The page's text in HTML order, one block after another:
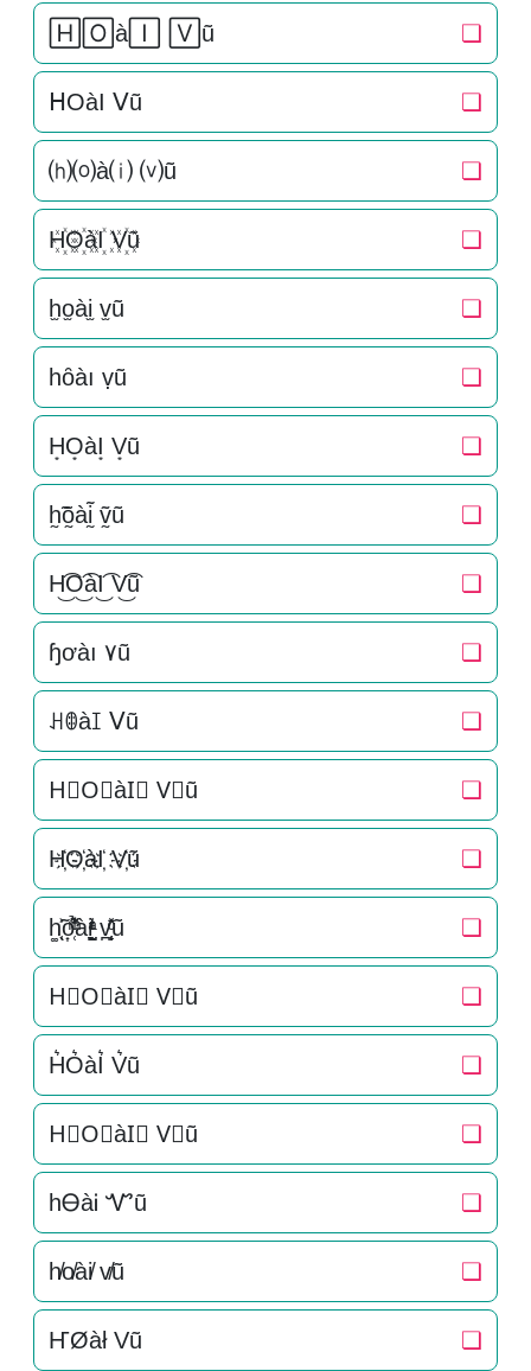
🄷🄾à🄸 🅅ũ ❏
ᕼOàI ᐯũ ❏
⒣⒪à⒤ ⒱ũ ❏
H꙰O꙰àI꙰ V꙰ũ ❏
h̫o̫ài̫ v̫ũ ❏
һȏàı ṿũ ❏
H͙O͙àI͙ V͙ũ ❏
h̰̃õ̰àḭ̃ ṽ̰ũ ❏
H͜͡O͜͡àI͜͡ V͜͡ũ ❏
ɧơàı ۷ũ ❏
ꃅꂦàꀤ ᐯũ ❏
H⃟O⃟àI⃟ V⃟ũ ❏
H҉O҉àI҉ V҉ũ ❏
h͚̖̜̍̃͐o͎̜̓̇ͫ̉͊ͨ͊ài̞̟̫̺ͭ̒ͭͣ v̪̩̜̜̙̜ͨ̽̄ũ ❏
H⃗O⃗àI⃗ V⃗ũ ❏
H͛O͛àI͛ V͛ũ ❏
H⃒O⃒àI⃒ V⃒ũ ❏
hᎾàᎥ Ꮙũ ❏
h̸o̸ài̸ v̸ũ ❏
ҤØàł Vũ ❏